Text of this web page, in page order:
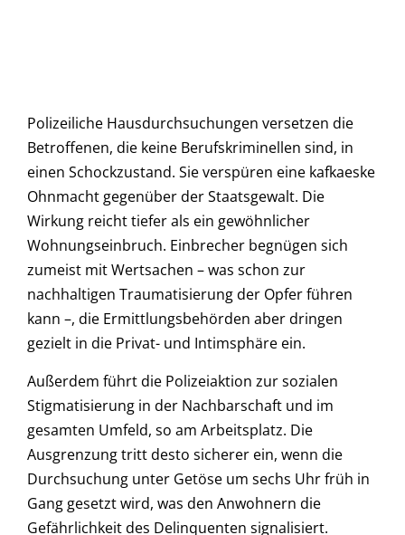
Polizeiliche Hausdurchsuchungen versetzen die
Betroffenen, die keine Berufskriminellen sind, in
einen Schockzustand. Sie verspüren eine kafkaeske
Ohnmacht gegenüber der Staatsgewalt. Die
Wirkung reicht tiefer als ein gewöhnlicher
Wohnungseinbruch. Einbrecher begnügen sich
zumeist mit Wertsachen – was schon zur
nachhaltigen Traumatisierung der Opfer führen
kann –, die Ermittlungsbehörden aber dringen
gezielt in die Privat- und Intimsphäre ein.
Außerdem führt die Polizeiaktion zur sozialen
Stigmatisierung in der Nachbarschaft und im
gesamten Umfeld, so am Arbeitsplatz. Die
Ausgrenzung tritt desto sicherer ein, wenn die
Durchsuchung unter Getöse um sechs Uhr früh in
Gang gesetzt wird, was den Anwohnern die
Gefährlichkeit des Delinquenten signalisiert.